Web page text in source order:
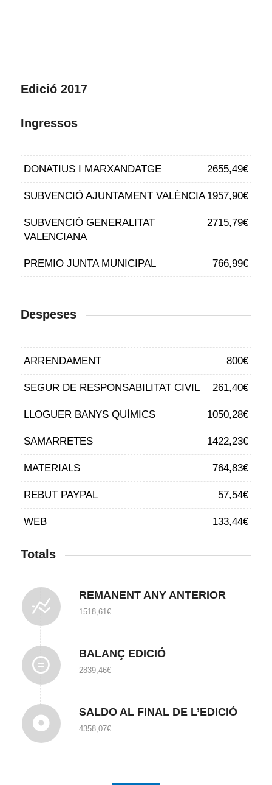
Edició 2017
Ingressos
DONATIUS I MARXANDATGE 2655,49€
SUBVENCIÓ AJUNTAMENT VALÈNCIA 1957,90€
SUBVENCIÓ GENERALITAT
VALENCIANA
2715,79€
PREMIO JUNTA MUNICIPAL 766,99€
Despeses
ARRENDAMENT 800€
SEGUR DE RESPONSABILITAT CIVIL 261,40€
LLOGUER BANYS QUÍMICS 1050,28€
SAMARRETES 1422,23€
MATERIALS 764,83€
REBUT PAYPAL 57,54€
WEB 133,44€
Totals
REMANENT ANY ANTERIOR
1518,61€
BALANÇ EDICIÓ
2839,46€
SALDO AL FINAL DE L’EDICIÓ
4358,07€